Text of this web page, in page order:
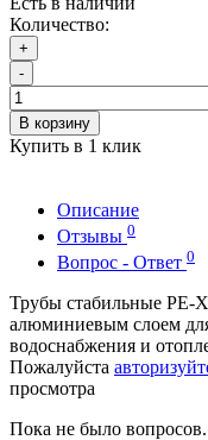
Количество:
+
-
В корзину
Купить в 1 клик
Описание
Отзывы 0
Вопрос - Ответ 0
Трубы стабильные PE-
алюминиевым слоем
водоснабжения и
Пожалуйста
просмотра
Пока не было вопросов.